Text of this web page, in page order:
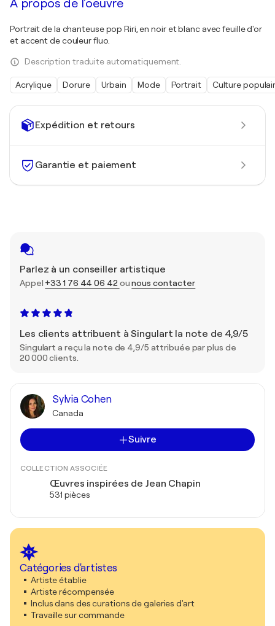
Expédition et retours
Garantie et paiement
Parlez à un conseiller artistique
Appel +33 1 76 44 06 42ounous contacter
Les clients attribuent à Singulart la note de 4,9/5
Singulart a reçu la note de 4,9/5 attribuée par plus de
20 000 clients.
Sylvia Cohen
Canada
Suivre
COLLECTION ASSOCIÉE
Œuvres inspirées de Jean Chapin
531 pièces
Catégories d'artistes
Artiste établie
Artiste récompensée
Inclus dans des curations de galeries d'art
Travaille sur commande
À propos de l'oeuvre
Portrait de la chanteuse pop Riri, en noir et blanc avec feuille d'or
et accent de couleur fluo.
Description traduite automatiquement.
Acrylique Dorure Urbain Mode Portrait Culture